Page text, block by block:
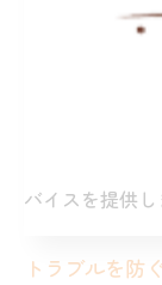
続きにおいて
きの進行だけ
バイスを提供し
トラブルを防